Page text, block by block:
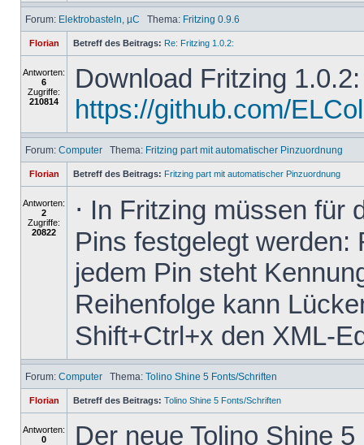
Forum: Elektrobasteln, µC Thema: Fritzing 0.9.6
Florian Betreff des Beitrags: Re: Fritzing 1.0.2:
Antworten:
6
Zugriffe:
210814
Download Fritzing 1.0.2:
https://github.com/
Forum: Computer Thema: Fritzing part mit automatischer Pinzuordnung
Florian Betreff des Beitrags: Fritzing part mit automatischer Pinzuordnung
Antworten:
2
Zugriffe:
20822
⋅ In Fritzing müssen für
Pins festgelegt werden:
jedem Pin steht
Reihenfolge kann
Shift+Ctrl+x den XML-
Forum: Computer Thema: Tolino Shine 5 Fonts/Schriften
Florian Betreff des Beitrags: Tolino Shine 5 Fonts/Schriften
Antworten:
0
Der neue Tolino Shine